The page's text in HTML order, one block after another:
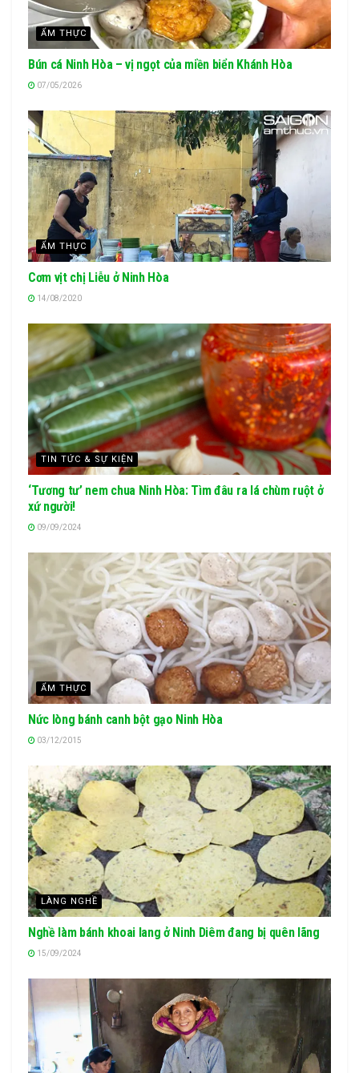
ẨM THỰC
Bún cá Ninh Hòa – vị ngọt của miền biển Khánh Hòa
07/05/2026
ẨM THỰC
Cơm vịt chị Liễu ở Ninh Hòa
14/08/2020
TIN TỨC & SỰ KIỆN
‘Tương tư’ nem chua Ninh Hòa: Tìm đâu ra lá chùm ruột ở
xứ người!
09/09/2024
ẨM THỰC
Nức lòng bánh canh bột gạo Ninh Hòa
03/12/2015
LÀNG NGHỀ
Nghề làm bánh khoai lang ở Ninh Diêm đang bị quên lãng
15/09/2024